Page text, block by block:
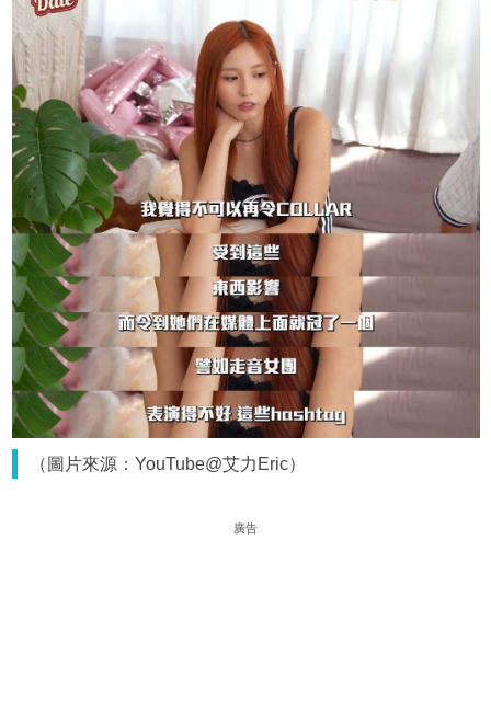
（圖片來源：YouTube@艾力Eric）
廣告